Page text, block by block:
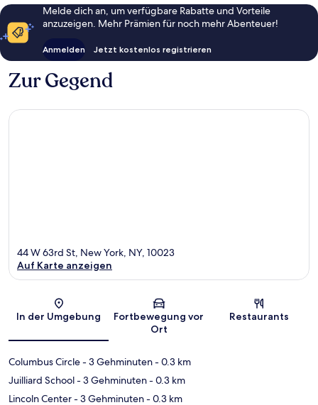
Melde dich an, um verfügbare Rabatte und Vorteile
anzuzeigen. Mehr Prämien für noch mehr Abenteuer!
Anmelden Jetzt kostenlos registrieren
Zur Gegend
Karte
44 W 63rd St, New York, NY, 10023
Auf Karte anzeigen
In der Umgebung
Fortbewegung vor
Ort
Restaurants
Columbus Circle- 3 Gehminuten- 0.3 km
Juilliard School- 3 Gehminuten- 0.3 km
Lincoln Center- 3 Gehminuten- 0.3 km